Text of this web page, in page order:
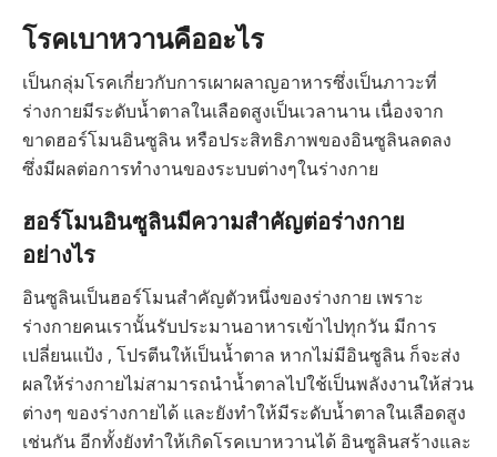
โรคเบาหวานคืออะไร
เป็นกลุ่มโรคเกี่ยวกับการเผาผลาญอาหารซึ่งเป็นภาวะที่
ร่างกายมีระดับน้ำตาลในเลือดสูงเป็นเวลานาน เนื่องจาก
ขาดฮอร์โมนอินซูลิน หรือประสิทธิภาพของอินซูลินลดลง
ซึ่งมีผลต่อการทำงานของระบบต่างๆในร่างกาย
ฮอร์โมนอินซูลินมีความสำคัญต่อร่างกาย
อย่างไร
อินซูลินเป็นฮอร์โมนสำคัญตัวหนึ่งของร่างกาย เพราะ
ร่างกายคนเรานั้นรับประมานอาหารเข้าไปทุกวัน มีการ
เปลี่ยนแป้ง , โปรตีนให้เป็นน้ำตาล หากไม่มีอินซูลิน ก็จะส่ง
ผลให้ร่างกายไม่สามารถนำน้ำตาลไปใช้เป็นพลังงานให้ส่วน
ต่างๆ ของร่างกายได้ และยังทำให้มีระดับน้ำตาลในเลือดสูง
เช่นกัน อีกทั้งยังทำให้เกิดโรคเบาหวานได้ อินซูลินสร้างและ